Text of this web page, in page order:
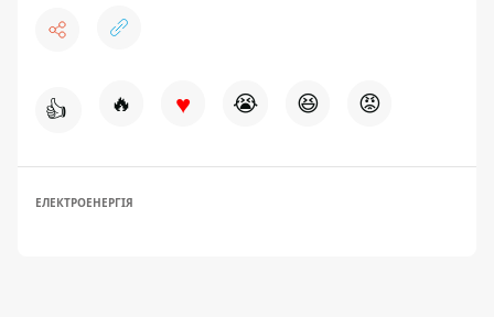
👍 🔥 ♥ 😭 😆 😡
ЕЛЕКТРОЕНЕРГІЯ